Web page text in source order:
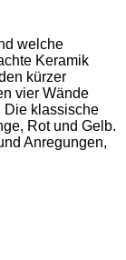
welche
Keramik
kürzer
vier Wände
Die klassische
Rot und Gelb.
Anregungen,